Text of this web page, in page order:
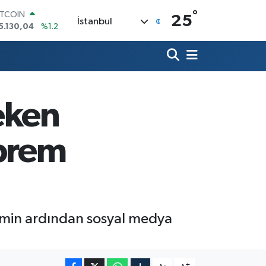
%1.2
%0.27
ALTIN
%2.59
%-19
İstanbul 25°
ardından sosyal medya